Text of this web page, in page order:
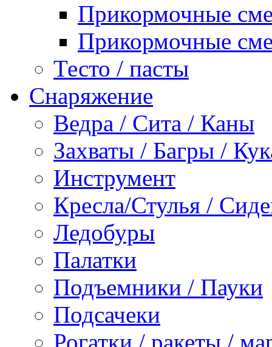
Прикормочные
Прикормочные
Тесто / пасты
Снаряжение
Ведра / Сита / Каны
Захваты / Багры /
Инструмент
Кресла/Стулья /
Ледобуры
Палатки
Подъемники / Пауки
Подсачеки